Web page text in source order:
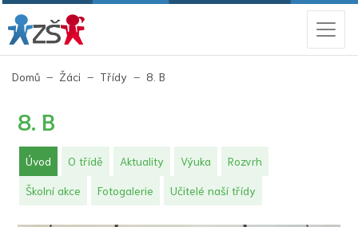
Domů Žáci Třídy 8. B
8. B
Úvod (aktuální)
O třídě Aktuality Výuka Rozvrh
Školní akce Fotogalerie Učitelé naší třídy